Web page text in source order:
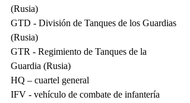
(Rusia)
GTD - División de Tanques de los Guardias
(Rusia)
GTR - Regimiento de Tanques de la
Guardia (Rusia)
HQ – cuartel general
IFV - vehículo de combate de infantería